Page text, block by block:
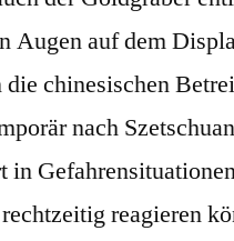
Augen auf dem
chinesischen
nach
in
reagieren